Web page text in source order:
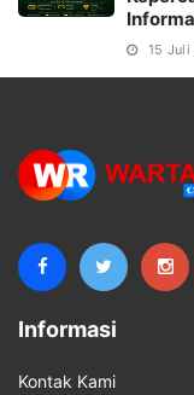
15 Juli
Informasi
Kontak Kami